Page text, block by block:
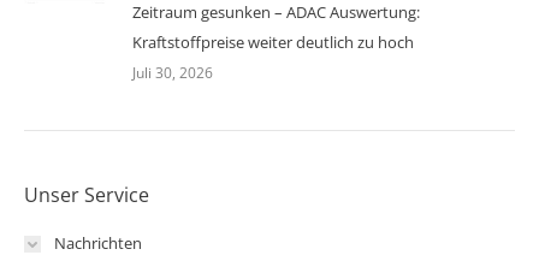
Zeitraum gesunken – ADAC Auswertung:
Kraftstoffpreise weiter deutlich zu hoch
Juli 30, 2026
Unser Service
Nachrichten